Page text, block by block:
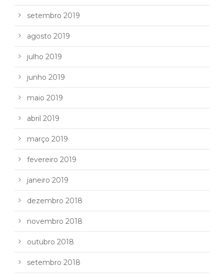
setembro 2019
agosto 2019
julho 2019
junho 2019
maio 2019
abril 2019
março 2019
fevereiro 2019
janeiro 2019
dezembro 2018
novembro 2018
outubro 2018
setembro 2018